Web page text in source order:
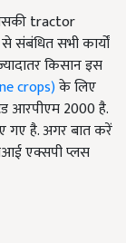
tractor
संबंधित सभी कार्यों
किसान इस
crops)के लिए
आरपीएम 2000 है.
गए है. अगर बात करें
एक्सपी प्लस